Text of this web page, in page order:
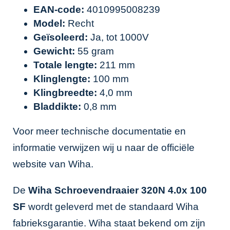
EAN-code: 4010995008239
Model: Recht
Geïsoleerd: Ja, tot 1000V
Gewicht: 55 gram
Totale lengte: 211 mm
Klinglengte: 100 mm
Klingbreedte: 4,0 mm
Bladdikte: 0,8 mm
Voor meer technische documentatie en
informatie verwijzen wij u naar de officiële
website van Wiha.
De Wiha Schroevendraaier 320N 4.0x 100
SF wordt geleverd met de standaard Wiha
fabrieksgarantie. Wiha staat bekend om zijn